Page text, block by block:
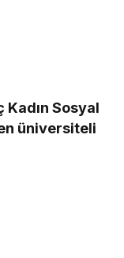
Kadın Sosyal
üniversiteli